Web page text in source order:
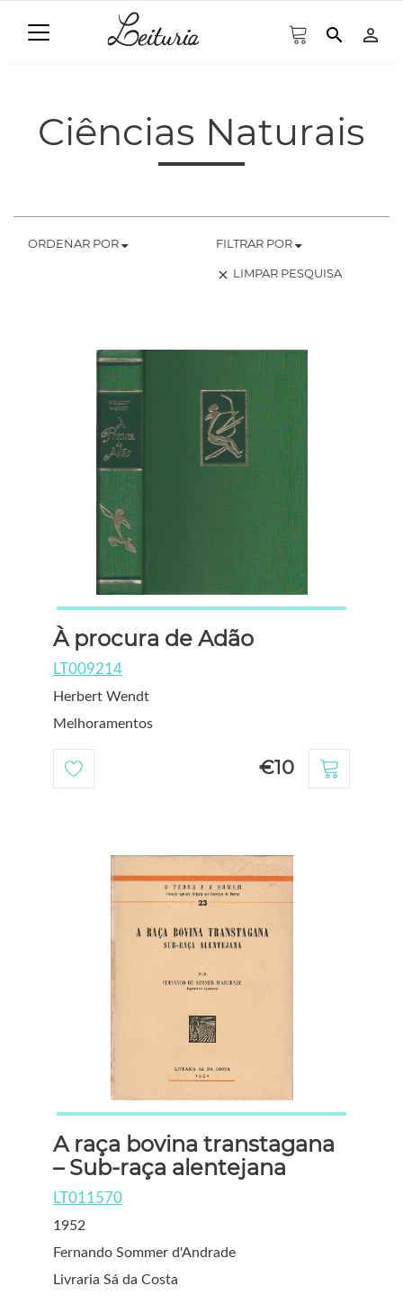
search person_outline
Ciências Naturais
ORDENAR POR FILTRAR POR
clear LIMPAR PESQUISA
À procura de Adão
LT009214
Herbert Wendt
Melhoramentos
€10
A raça bovina transtagana
– Sub-raça alentejana
LT011570
1952
Fernando Sommer d'Andrade
Livraria Sá da Costa